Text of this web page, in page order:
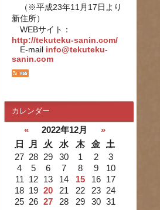
（※平成23年11月17日より
新住所）
WEBサイト：
http://tekuteku-sanin.com/
E-mail info@tekuteku-
sanin.com
カレンダー
« 2022年12月
»
日
月 火 水 木 金
土
27 28 29 30 1 2
3
4
5 6 7 8 9
10
11 12 13 14 15 16
17
18 19 20 21 22 23
24
25 26 27 28 29 30 31